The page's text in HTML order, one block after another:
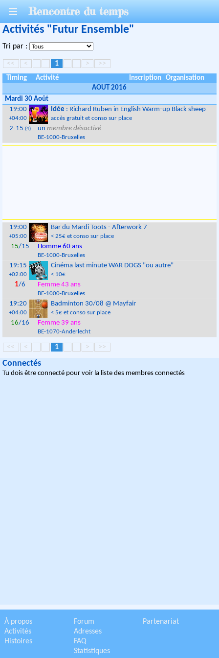
Rencontre du temps
Activités "Futur Ensemble"
Tri par :
<< < 1 > >>
Timing Activité Inscription
Organisation
AOUT 2016
Mardi 30 Août
19:00
+04:00
Idée : Richard Ruben in English Warm-up Black sheep
accès gratuit et conso sur place
2-15(4) unmembre désactivé
BE-1000-Bruxelles
19:00
+05:00
Bar du Mardi Toots - Afterwork 7
< 25€ et conso sur place
15/15 Homme 60 ans
BE-1000-Bruxelles
19:15
+02:00
Cinéma last minute WAR DOGS "ou autre"
< 10€
1/6 Femme 43 ans
BE-1000-Bruxelles
19:20
+04:00
Badminton 30/08 @ Mayfair
< 5€ et conso sur place
16/16 Femme 39 ans
BE-1070-Anderlecht
<< < 1 > >>
Connectés
Tu dois être connecté pour voir la liste des membres connectés
À propos
Activités
Histoires
Forum
Adresses
FAQ
Statistiques
Partenariat